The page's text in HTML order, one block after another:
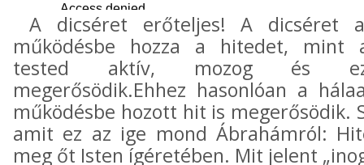
A dicséret erőteljes! A dicséret
működésbe hozza a hitedet, mint
tested aktív, mozog és
megerősödik.Ehhez hasonlóan a
működésbe hozott hit is megerősödik.
amit ez az ige mond Ábrahámról:
meg őt Isten ígéretében. Mit jelent